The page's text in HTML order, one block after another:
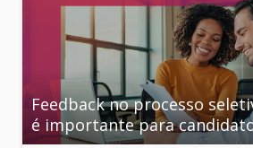
Feedback no processo
é importante para